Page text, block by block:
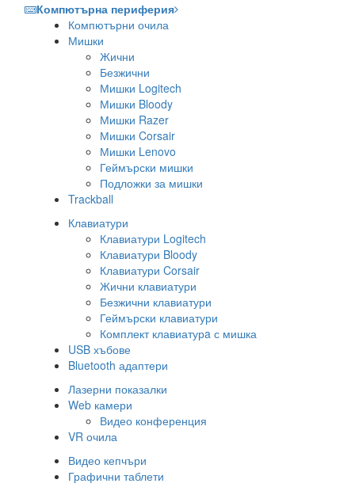
Компютърна периферия
Компютърни очила
Мишки
Жични
Безжични
Мишки Logitech
Мишки Bloody
Мишки Razer
Мишки Corsair
Мишки Lenovo
Геймърски мишки
Подложки за мишки
Trackball
Клавиатури
Клавиатури Logitech
Клавиатури Bloody
Клавиатури Corsair
Жични клавиатури
Безжични клавиатури
Геймърски клавиатури
Комплект клавиатурa с мишка
USB хъбове
Bluetooth адаптери
Лазерни показалки
Web камери
Видео конференция
VR очила
Видео кепчъри
Графични таблети